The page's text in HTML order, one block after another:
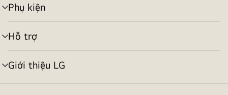
Phụ kiện
bật/tắt
menu
Hỗ trợ
bật/tắt
menu
Giới thiệu LG
bật/tắt